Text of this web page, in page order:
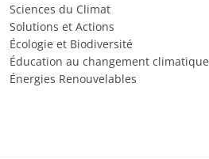
Sciences du Climat
Solutions et Actions
Écologie et Biodiversité
Éducation au changement climatique
Énergies Renouvelables